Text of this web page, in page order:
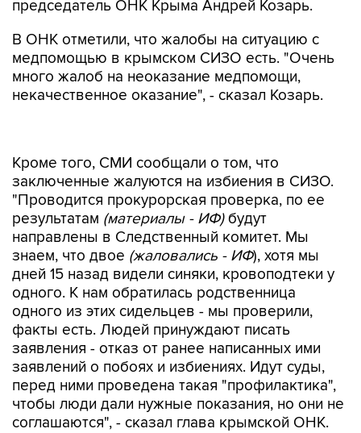
председатель ОНК Крыма Андрей Козарь.
В ОНК отметили, что жалобы на ситуацию с
медпомощью в крымском СИЗО есть. "Очень
много жалоб на неоказание медпомощи,
некачественное оказание", - сказал Козарь.
Кроме того, СМИ сообщали о том, что
заключенные жалуются на избиения в СИЗО.
"Проводится прокурорская проверка, по ее
результатам (материалы - ИФ)будут
направлены в Следственный комитет. Мы
знаем, что двое (жаловались - ИФ), хотя мы
дней 15 назад видели синяки, кровоподтеки у
одного. К нам обратилась родственница
одного из этих сидельцев - мы проверили,
факты есть. Людей принуждают писать
заявления - отказ от ранее написанных ими
заявлений о побоях и избиениях. Идут суды,
перед ними проведена такая "профилактика",
чтобы люди дали нужные показания, но они не
соглашаются", - сказал глава крымской ОНК.